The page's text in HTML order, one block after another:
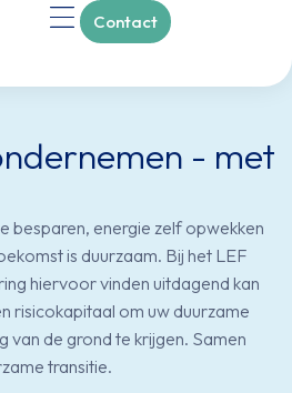
Contact
- met
besparen, energie zelf opwekken
is duurzaam. Bij het LEF
hiervoor vinden uitdagend kan
risicokapitaal om uw duurzame
van de grond te krijgen. Samen
transitie.